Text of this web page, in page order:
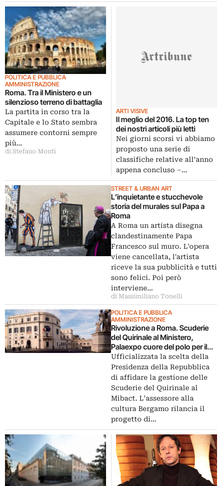
POLITICA E PUBBLICA
AMMINISTRAZIONE
Roma. Tra il Ministero e un
silenzioso terreno di battaglia
La partita in corso tra la
Capitale e lo Stato sembra
assumere contorni sempre
più…
di Stefano Monti
ARTI VISIVE
Il meglio del 2016. La top ten
dei nostri articoli più letti
Nei giorni scorsi vi abbiamo
proposto una serie di
classifiche relative all’anno
appena concluso –…
STREET & URBAN ART
L’inquietante e stucchevole
storia del murales sul Papa a
Roma
A Roma un artista disegna
clandestinamente Papa
Francesco sul muro. L'opera
viene cancellata, l'artista
riceve la sua pubblicità e tutti
sono felici. Poi però
interviene…
di Massimiliano Tonelli
POLITICA E PUBBLICA
AMMINISTRAZIONE
Rivoluzione a Roma. Scuderie
del Quirinale al Ministero,
Palaexpo cuore del polo per il
contemporaneo del Comune
Ufficializzata la scelta della
Presidenza della Repubblica
di affidare la gestione delle
Scuderie del Quirinale al
Mibact. L’assessore alla
cultura Bergamo rilancia il
progetto di…